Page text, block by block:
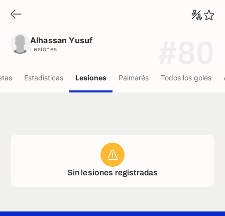
Alhassan Yusuf
Lesiones
Estadísticas Lesiones Palmarés Todos los goles
Sin lesiones registradas